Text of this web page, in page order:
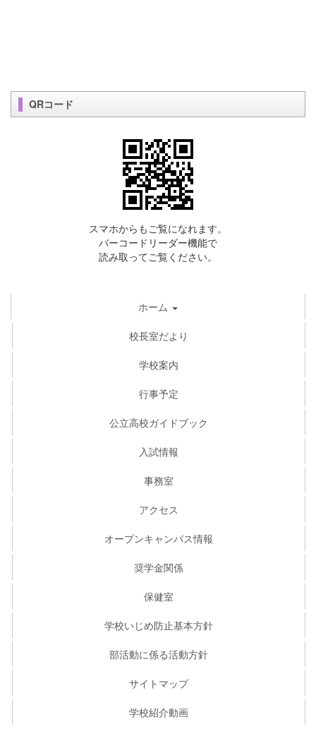
QRコード
スマホからもご覧になれます。
バーコードリーダー機能で
読み取ってご覧ください。
ホーム
校長室だより
学校案内
行事予定
公立高校ガイドブック
入試情報
事務室
アクセス
オープンキャンパス情報
奨学金関係
保健室
学校いじめ防止基本方針
部活動に係る活動方針
サイトマップ
学校紹介動画